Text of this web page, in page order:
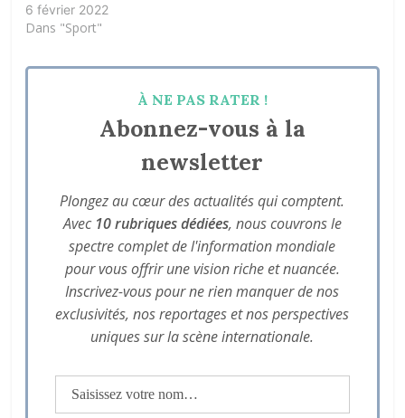
6 février 2022
Dans "Sport"
À NE PAS RATER !
Abonnez-vous à la
newsletter
Plongez au cœur des actualités qui comptent.
Avec 10 rubriques dédiées, nous couvrons le
spectre complet de l'information mondiale
pour vous offrir une vision riche et nuancée.
Inscrivez-vous pour ne rien manquer de nos
exclusivités, nos reportages et nos perspectives
uniques sur la scène internationale.